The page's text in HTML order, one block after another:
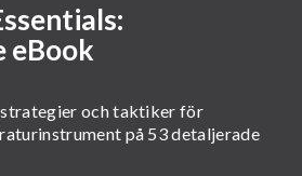
eBook
och taktiker för
på 53 detaljerade